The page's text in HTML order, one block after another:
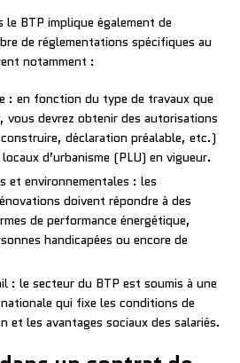
le BTP implique également de
de réglementations spécifiques au
notamment :
: en fonction du type de travaux que
vous devrez obtenir des autorisations
déclaration préalable, etc.)
d’urbanisme (PLU) en vigueur.
et environnementales : les
doivent répondre à des
de performance énergétique,
handicapées ou encore de
: le secteur du BTP est soumis à une
qui fixe les conditions de
et les avantages sociaux des salariés.